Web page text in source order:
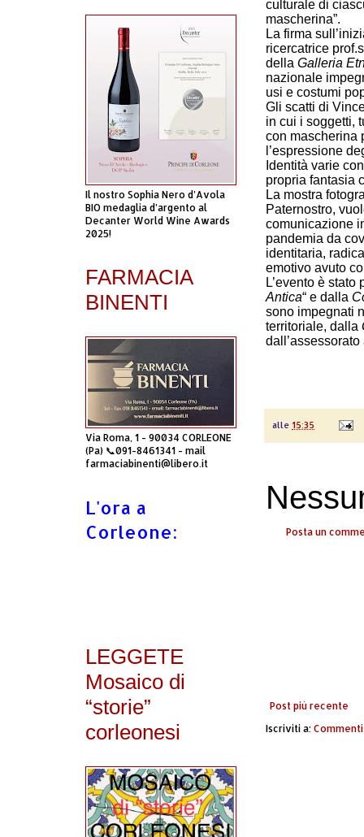
culturale di
mascherina”.
La firma
ricercatrice
della Galleria
nazionale
usi e costumi
Gli scatti di
in cui i soggetti,
con mascherina
l’espressione
Identità varie
propria fantasia
La mostra
Paternostro,
comunicazione
pandemia da
identitaria,
emotivo avuto
L’evento è stato
Antica“ e dalla
sono impegnati
territoriale, dalla
alle 15:35
Posta un
Post più recente
Iscriviti a:
Il nostro Sophia Nero d’Avola
BIO medaglia d’argento al
Decanter World Wine Awards
2025!
FARMACIA
BINENTI
Via Roma, 1 - 90034 CORLEONE
(Pa) 📞091-8461341 - mail
farmaciabinenti@libero.it
L'ora a
Corleone:
LEGGETE
Mosaico di
“storie”
corleonesi